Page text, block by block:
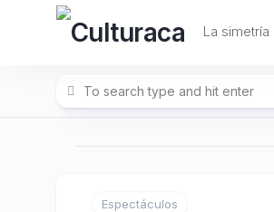
La
Espectáculos